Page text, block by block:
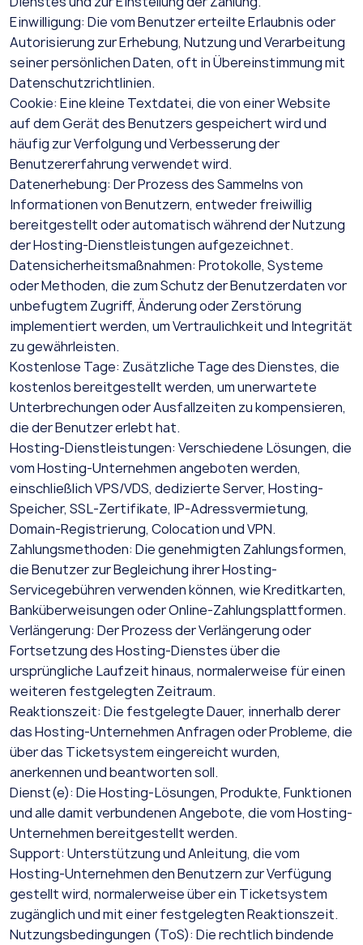
Einwilligung: Die vom Benutzer erteilte Erlaubnis oder
Autorisierung zur Erhebung, Nutzung und Verarbeitung
seiner persönlichen Daten, oft in Übereinstimmung mit
Datenschutzrichtlinien.
Cookie: Eine kleine Textdatei, die von einer Website
auf dem Gerät des Benutzers gespeichert wird und
häufig zur Verfolgung und Verbesserung der
Benutzererfahrung verwendet wird.
Datenerhebung: Der Prozess des Sammelns von
Informationen von Benutzern, entweder freiwillig
bereitgestellt oder automatisch während der Nutzung
der Hosting-Dienstleistungen aufgezeichnet.
Datensicherheitsmaßnahmen: Protokolle, Systeme
oder Methoden, die zum Schutz der Benutzerdaten vor
unbefugtem Zugriff, Änderung oder Zerstörung
implementiert werden, um Vertraulichkeit und Integrität
zu gewährleisten.
Kostenlose Tage: Zusätzliche Tage des Dienstes, die
kostenlos bereitgestellt werden, um unerwartete
Unterbrechungen oder Ausfallzeiten zu kompensieren,
die der Benutzer erlebt hat.
Hosting-Dienstleistungen: Verschiedene Lösungen, die
vom Hosting-Unternehmen angeboten werden,
einschließlich VPS/VDS, dedizierte Server, Hosting-
Speicher, SSL-Zertifikate, IP-Adressvermietung,
Domain-Registrierung, Colocation und VPN.
Zahlungsmethoden: Die genehmigten Zahlungsformen,
die Benutzer zur Begleichung ihrer Hosting-
Servicegebühren verwenden können, wie Kreditkarten,
Banküberweisungen oder Online-Zahlungsplattformen.
Verlängerung: Der Prozess der Verlängerung oder
Fortsetzung des Hosting-Dienstes über die
ursprüngliche Laufzeit hinaus, normalerweise für einen
weiteren festgelegten Zeitraum.
Reaktionszeit: Die festgelegte Dauer, innerhalb derer
das Hosting-Unternehmen Anfragen oder Probleme, die
über das Ticketsystem eingereicht wurden,
anerkennen und beantworten soll.
Dienst(e): Die Hosting-Lösungen, Produkte, Funktionen
und alle damit verbundenen Angebote, die vom Hosting-
Unternehmen bereitgestellt werden.
Support: Unterstützung und Anleitung, die vom
Hosting-Unternehmen den Benutzern zur Verfügung
gestellt wird, normalerweise über ein Ticketsystem
zugänglich und mit einer festgelegten Reaktionszeit.
Nutzungsbedingungen (ToS): Die rechtlich bindende